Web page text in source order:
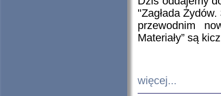
"Zagłada
przewodnim
Materiały” są
więcej...